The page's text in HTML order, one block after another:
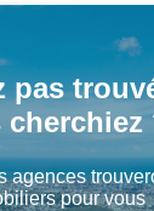
pas
cherchiez
agences
pour vous